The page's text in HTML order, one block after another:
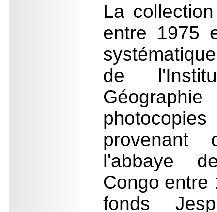
La
entre 1975
de
provenant
l'abbaye
Congo entre
fonds